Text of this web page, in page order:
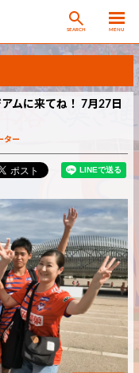
SEARCH MENU
ムに来てね！ 7月27日
ター